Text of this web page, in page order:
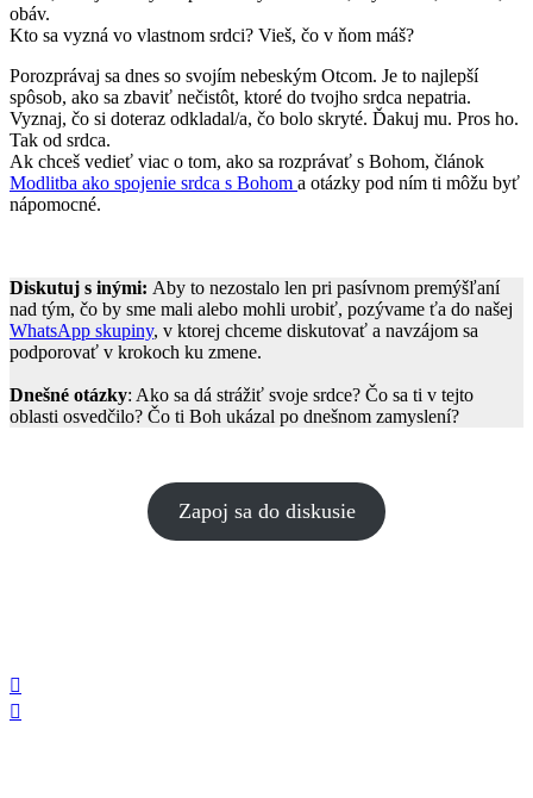
obáv.
Kto sa vyzná vo vlastnom srdci? Vieš, čo v ňom máš?
Porozprávaj sa dnes so svojím nebeským Otcom. Je to najlepší
spôsob, ako sa zbaviť nečistôt, ktoré do tvojho srdca nepatria.
Vyznaj, čo si doteraz odkladal/a, čo bolo skryté. Ďakuj mu. Pros ho.
Tak od srdca.
Ak chceš vedieť viac o tom, ako sa rozprávať s Bohom, článok
Modlitba ako spojenie srdca s Bohom a otázky pod ním ti môžu byť
nápomocné.
Diskutuj s inými: Aby to nezostalo len pri pasívnom premýšľaní
nad tým, čo by sme mali alebo mohli urobiť, pozývame ťa do našej
WhatsApp skupiny, v ktorej chceme diskutovať a navzájom sa
podporovať v krokoch ku zmene.
Dnešné otázky: Ako sa dá strážiť svoje srdce? Čo sa ti v tejto
oblasti osvedčilo? Čo ti Boh ukázal po dnešnom zamyslení?
Zapoj sa do diskusie